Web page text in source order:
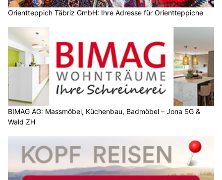
Orientteppich Täbriz GmbH: Ihre Adresse für Orientteppiche
BIMAG AG: Massmöbel, Küchenbau, Badmöbel – Jona SG &
Wald ZH